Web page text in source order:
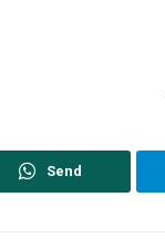
Send